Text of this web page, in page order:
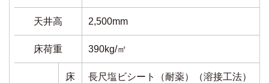
天井高 2,500mm
床荷重 390kg/㎡
床 長尺塩ビシート（耐薬）（溶接工法）